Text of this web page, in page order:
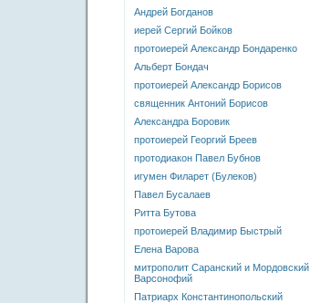
Андрей Богданов
иерей Сергий Бойков
протоиерей Александр Бондаренко
Альберт Бондач
протоиерей Александр Борисов
священник Антоний Борисов
Александра Боровик
протоиерей Георгий Бреев
протодиакон Павел Бубнов
игумен Филарет (Булеков)
Павел Бусалаев
Ритта Бутова
протоиерей Владимир Быстрый
Елена Варова
митрополит Саранский и Мордовский
Варсонофий
Патриарх Константинопольский